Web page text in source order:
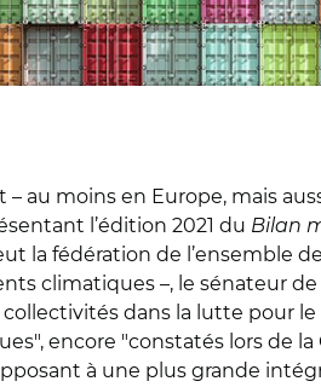
au moins en Europe, mais
l’édition 2021 du Bilan
la fédération de l’ensemble
climatiques –, le sénateur
dans la lutte pour
encore "constatés lors de
à une plus grande